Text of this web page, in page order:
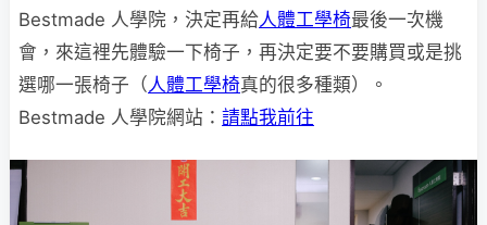
Bestmade 人學院，決定再給人體工學椅最後一次機
會，來這裡先體驗一下椅子，再決定要不要購買或是挑
選哪一張椅子（人體工學椅真的很多種類）。
Bestmade 人學院網站： 請點我前往